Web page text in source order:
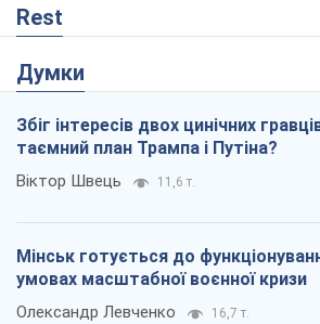
Rest
Думки
Збіг інтересів двох цинічних
таємний план Трампа і Путіна?
Віктор Швець 11,6 т.
Мінськ готується до
умовах масштабної воєнної кризи
Олександр Левченко 16,7 т.